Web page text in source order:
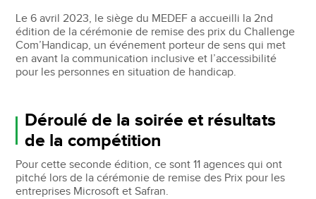
Le 6 avril 2023, le siège du MEDEF a accueilli la 2nd
édition de la cérémonie de remise des prix du Challenge
Com’Handicap, un événement porteur de sens qui met
en avant la communication inclusive et l’accessibilité
pour les personnes en situation de handicap.
Déroulé de la soirée et résultats
de la compétition
Pour cette seconde édition, ce sont 11 agences qui ont
pitché lors de la cérémonie de remise des Prix pour les
entreprises Microsoft et Safran.